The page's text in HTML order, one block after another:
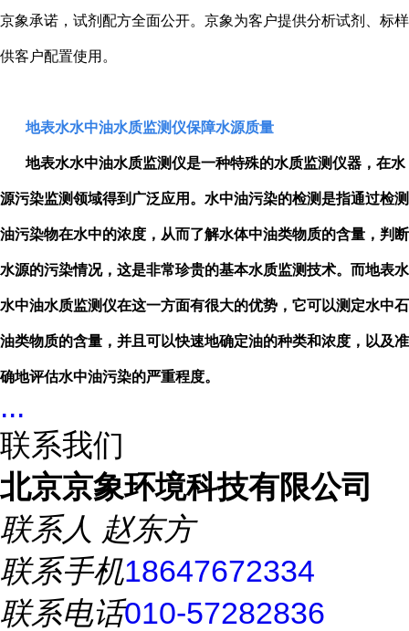
京象承诺，试剂配方全面公开。京象为客户提供分析试剂、标样
供客户配置使用。
地表水水中油水质监测仪保障水源质量
地表水水中油水质监测仪是一种特殊的水质监测仪器，在水
源污染监测领域得到广泛应用。水中油污染的检测是指通过检测
油污染物在水中的浓度，从而了解水体中油类物质的含量，判断
水源的污染情况，这是非常珍贵的基本水质监测技术。而地表水
水中油水质监测仪在这一方面有很大的优势，它可以测定水中石
油类物质的含量，并且可以快速地确定油的种类和浓度，以及准
确地评估水中油污染的严重程度。
...
联系我们
北京京象环境科技有限公司
联系人 赵东方
联系手机18647672334
联系电话010-57282836